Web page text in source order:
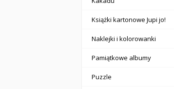
Książki kartonowe Jupi jo!
Naklejki i kolorowanki
Pamiątkowe albumy
Puzzle